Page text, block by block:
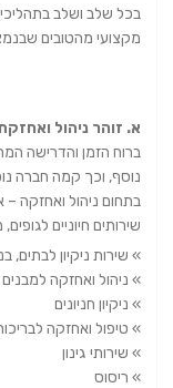
בכל שלב ושלב
מקצועי מהטובים
א. זוהר ניהול
ברוח הזמן והדרישה
נוסף, וכך קמה חברה
בתחום ניהול ואחזקה
שירותים חיוניים
» שירות ניקיון לבתים,
» ניהול ואחזקה למבנים
» ניקיון חניונים
» טיפול ואחזקה
» שירותי גינון
» ריסוס